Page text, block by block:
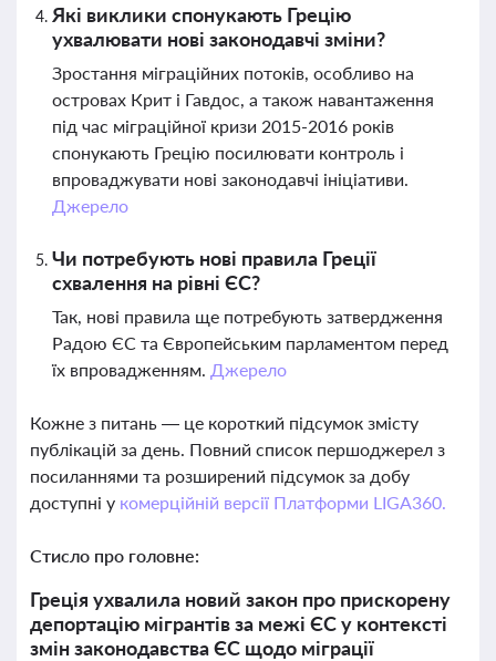
Які виклики спонукають Грецію
ухвалювати нові законодавчі зміни?
Зростання міграційних потоків, особливо на
островах Крит і Гавдос, а також навантаження
під час міграційної кризи 2015-2016 років
спонукають Грецію посилювати контроль і
впроваджувати нові законодавчі ініціативи.
Джерело
Чи потребують нові правила Греції
схвалення на рівні ЄС?
Так, нові правила ще потребують затвердження
Радою ЄС та Європейським парламентом перед
їх впровадженням. Джерело
Кожне з питань — це короткий підсумок змісту
публікацій за день. Повний список першоджерел з
посиланнями та розширений підсумок за добу
доступні у комерційній версії Платформи LIGA360.
Стисло про головне:
Греція ухвалила новий закон про прискорену
депортацію мігрантів за межі ЄС у контексті
змін законодавства ЄС щодо міграції